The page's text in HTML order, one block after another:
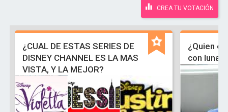
CREA TU VOTACIÓN
¿CUAL DE ESTAS SERIES DE
DISNEY CHANNEL ES LA MAS
VISTA, Y LA MEJOR?
¿Quien
con luna